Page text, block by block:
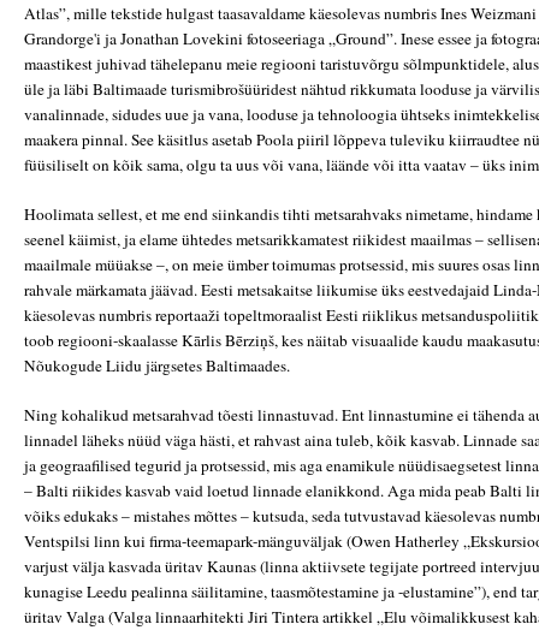
Atlas”, mille tekstide hulgast taasavaldame käesolevas numbris Ines
Grandorge'i ja Jonathan Lovekini fotoseeriaga „Ground”. Inese essee ja
maastikest juhivad tähelepanu meie regiooni taristuvõrgu sõlmpunktidele,
üle ja läbi Baltimaade turismibrošüüridest nähtud rikkumata looduse ja
vanalinnade, sidudes uue ja vana, looduse ja tehnoloogia ühtseks
maakera pinnal. See käsitlus asetab Poola piiril lõppeva tuleviku kiirraudtee
füüsiliselt on kõik sama, olgu ta uus või vana, läände või itta vaatav – üks
Hoolimata sellest, et me end siinkandis tihti metsarahvaks nimetame,
seenel käimist, ja elame ühtedes metsarikkamatest riikidest maailmas –
maailmale müüakse –, on meie ümber toimumas protsessid, mis suures osas
rahvale märkamata jäävad. Eesti metsakaitse liikumise üks eestvedajaid
käesolevas numbris reportaaži topeltmoraalist Eesti riiklikus
toob regiooni-skaalasse Kārlis Bērziņš, kes näitab visuaalide kaudu
Nõukogude Liidu järgsetes Baltimaades.
Ning kohalikud metsarahvad tõesti linnastuvad. Ent linnastumine ei tähenda
linnadel läheks nüüd väga hästi, et rahvast aina tuleb, kõik kasvab. Linnade
ja geograafilised tegurid ja protsessid, mis aga enamikule nüüdisaegsetest
– Balti riikides kasvab vaid loetud linnade elanikkond. Aga mida peab Balti
võiks edukaks – mistahes mõttes – kutsuda, seda tutvustavad käesolevas
Ventspilsi linn kui firma-teemapark-mänguväljak (Owen Hatherley
varjust välja kasvada üritav Kaunas (linna aktiivsete tegijate portreed
kunagise Leedu pealinna säilitamine, taasmõtestamine ja -elustamine”), end
üritav Valga (Valga linnaarhitekti Jiri Tintera artikkel „Elu võimalikkusest